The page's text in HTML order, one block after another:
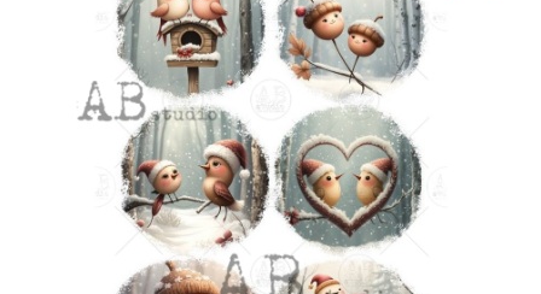
Blog / DIY / Tutorials